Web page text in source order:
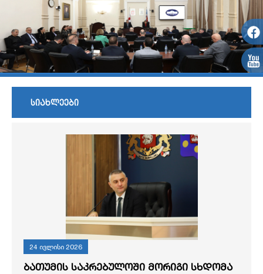
სიახლეები
24 ივლისი 2026
ბათუმის საკრებულოში მორიგი სხდომა